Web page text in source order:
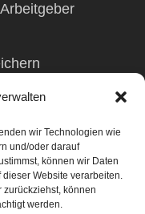
wir Technologien wie
und/oder darauf
können wir Daten
Website verarbeiten.
zurückziehst, können
werden.